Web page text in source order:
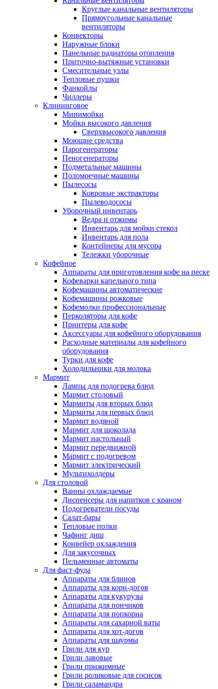
Круглые канальные вентиляторы
Прямоугольные канальные
вентиляторы
Конвекторы
Наружные блоки
Панельные радиаторы отопления
Приточно-вытяжные установки
Смесительные узлы
Тепловые пушки
Фанкойлы
Чиллеры
Клининговое
Минимойки
Мойки высокого давления
Сверхвысокого давления
Моющие средства
Парогенераторы
Пеногенераторы
Подметальные машины
Поломоечные машины
Пылесосы
Ковровые экстракторы
Пылеводососы
Уборочный инвентарь
Ведра и отжимы
Инвентарь для мойки стекол
Инвентарь для пола
Контейнеры для мусора
Тележки уборочные
Кофейное
Аппараты для приготовления кофе на песке
Кофеварки капельного типа
Кофемашины автоматические
Кофемашины рожковые
Кофемолки профессиональные
Перколяторы для кофе
Принтеры для кофе
Аксессуары для кофейного оборудования
Расходные материалы для кофейного
оборудования
Турки для кофе
Холодильники для молока
Мармит
Лампы для подогрева блюд
Мармит столовый
Мармиты для вторых блюд
Мармиты для первых блюд
Мармит водяной
Мармит для шоколада
Мармит настольный
Мармит передвижной
Мармит с подогревом
Мармит электрический
Мультихолдеры
Для столовой
Ванны охлаждаемые
Диспенсеры для напитков с краном
Подогреватели посуды
Салат-бары
Тепловые полки
Чафинг диш
Конвейер охлаждения
Для закусочных
Пельменные автоматы
Для фаст-фуда
Аппараты для блинов
Аппараты для корн-догов
Аппараты для кукурузы
Аппараты для пончиков
Аппараты для попкорна
Аппараты для сахарной ваты
Аппараты для хот-догов
Аппараты для шаурмы
Грили для кур
Грили лавовые
Грили прижимные
Грили роликовые для сосисок
Грили саламандра